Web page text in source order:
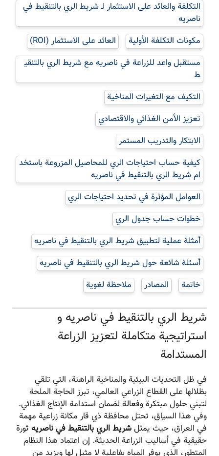
التكلفة والعائد على الاستثمار لـ شريط الري بالتنقيط في
ناصریه
مكونات التكلفة الأولية
العائد على الاستثمار (ROI)
مستقبل واعد للزراعة في ناصریه مع شريط الري بالتنقي
ط
التكيف مع التغيرات المناخية
تعزيز الأمن الغذائي والاقتصادي
الابتكار والتدريب المستمر
كيفية حساب احتياجات الري للمحاصيل المزروعة باستخد
ام شريط الري بالتنقيط في ناصریه
العوامل المؤثرة في تحديد احتياجات الري
خطوات حساب جدول الري
أمثلة عملية لتطبيق شريط الري بالتنقيط في ناصریه
أسئلة شائعة حول شريط الري بالتنقيط في ناصریه
خاتمة
المصادر ملاحظة لغوية
شريط الري بالتنقيط في ناصریه و
استراتيجية متكاملة لتعزيز الزراعة
المستدامة
في ظل التحديات البيئية والمناخية الراهنة، التي تلقي
بظلالها على القطاع الزراعي العالمي، تبرز الحاجة الملحة
لتبني حلول مبتكرة وفعالة لضمان استدامة الإنتاج الغذائي.
وفي هذا السياق، تحتل محافظة ذي قار مكانة زراعية مهمة
في العراق، حيث يمثلشريط الري بالتنقيط في ناصریه ثورة
حقيقية في أساليب الزراعة الحديثة. إن اعتماد هذا النظام
المتطور، الذي يوفر المياه بفاعلية لا مثيل لها ويزيد من